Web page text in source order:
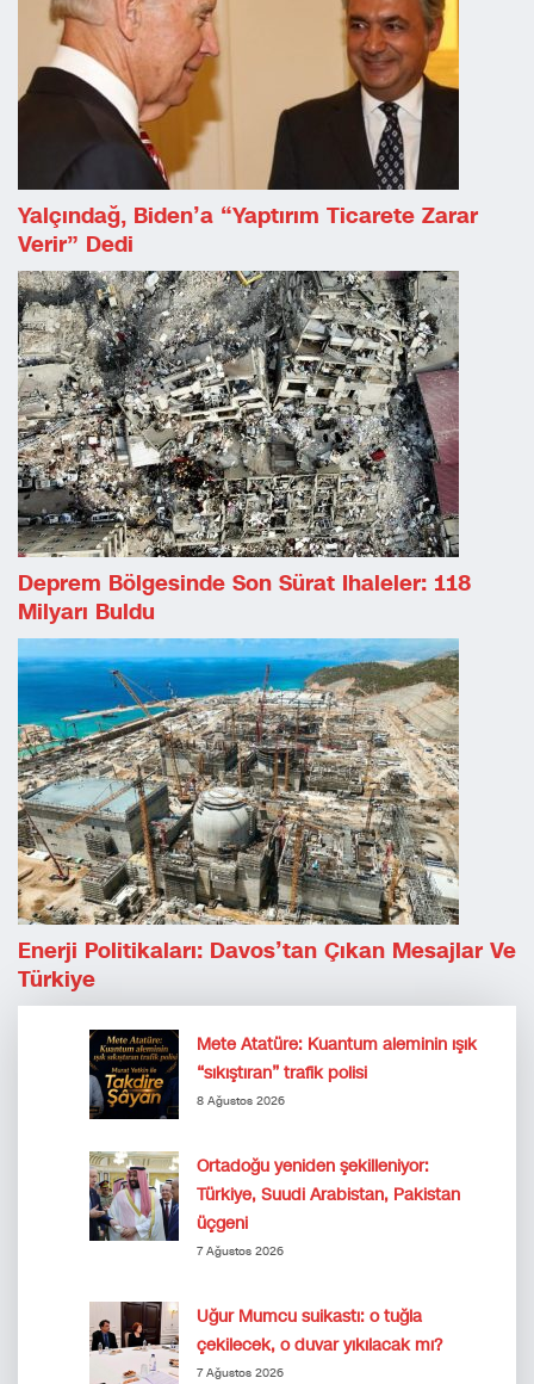
Yalçındağ, Biden’a “yaptırım Ticarete Zarar
Verir” Dedi
Deprem Bölgesinde Son Sürat Ihaleler: 118
Milyarı Buldu
Enerji Politikaları: Davos’tan Çıkan Mesajlar Ve
Türkiye
Mete Atatüre: Kuantum aleminin ışık
“sıkıştıran” trafik polisi
8 Ağustos 2026
Ortadoğu yeniden şekilleniyor:
Türkiye, Suudi Arabistan, Pakistan
üçgeni
7 Ağustos 2026
Uğur Mumcu suikastı: o tuğla
çekilecek, o duvar yıkılacak mı?
7 Ağustos 2026